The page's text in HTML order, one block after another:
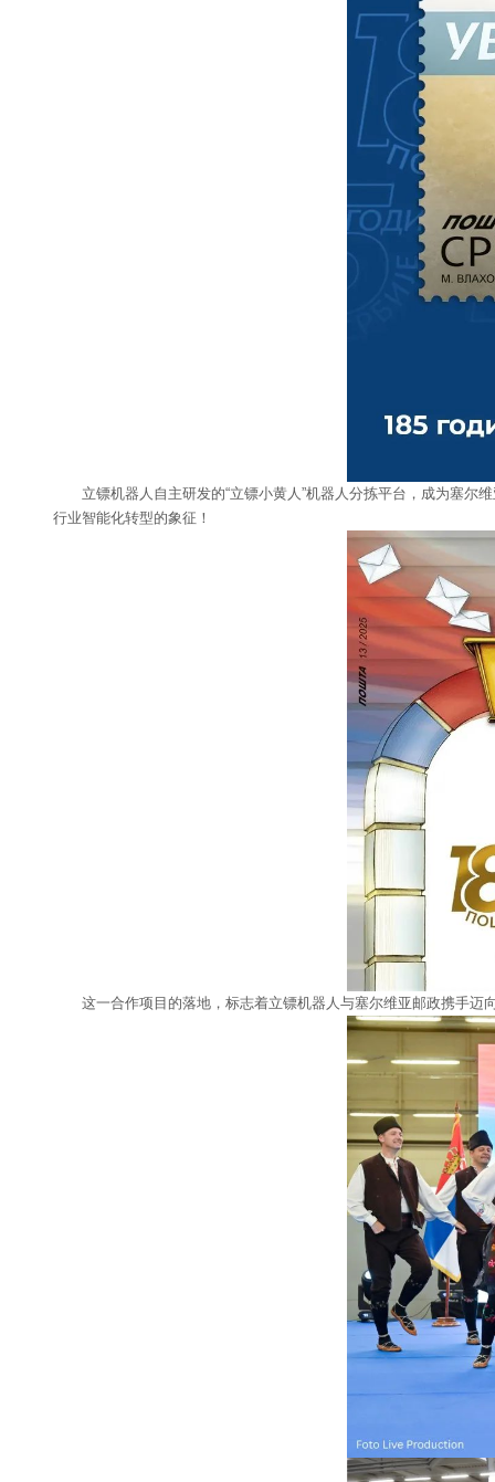
立镖机器人自主研发的“立镖小黄人”机器人分拣平台，成为塞
行业智能化转型的象征！
这一合作项目的落地，标志着立镖机器人与塞尔维亚邮政携手迈